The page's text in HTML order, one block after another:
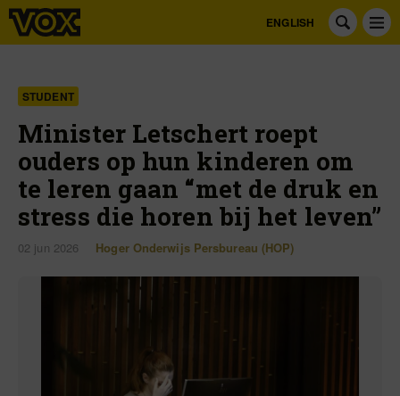
ENGLISH
STUDENT
Minister Letschert roept
ouders op hun kinderen om
te leren gaan “met de druk en
stress die horen bij het leven”
02 jun 2026 Hoger Onderwijs Persbureau (HOP)